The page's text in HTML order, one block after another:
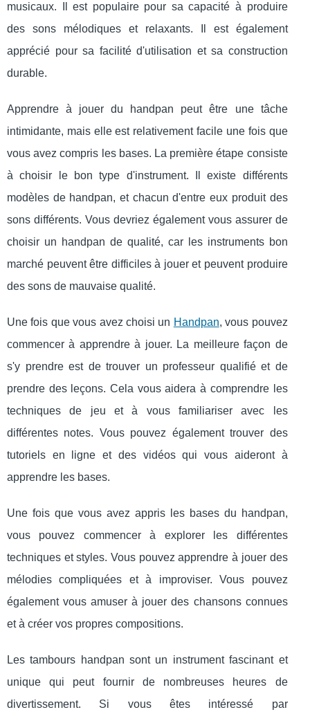
musicaux. Il est populaire pour sa capacité à produire
des sons mélodiques et relaxants. Il est également
apprécié pour sa facilité d'utilisation et sa construction
durable.
Apprendre à jouer du handpan peut être une tâche
intimidante, mais elle est relativement facile une fois que
vous avez compris les bases. La première étape consiste
à choisir le bon type d'instrument. Il existe différents
modèles de handpan, et chacun d'entre eux produit des
sons différents. Vous devriez également vous assurer de
choisir un handpan de qualité, car les instruments bon
marché peuvent être difficiles à jouer et peuvent produire
des sons de mauvaise qualité.
Une fois que vous avez choisi un Handpan, vous pouvez
commencer à apprendre à jouer. La meilleure façon de
s'y prendre est de trouver un professeur qualifié et de
prendre des leçons. Cela vous aidera à comprendre les
techniques de jeu et à vous familiariser avec les
différentes notes. Vous pouvez également trouver des
tutoriels en ligne et des vidéos qui vous aideront à
apprendre les bases.
Une fois que vous avez appris les bases du handpan,
vous pouvez commencer à explorer les différentes
techniques et styles. Vous pouvez apprendre à jouer des
mélodies compliquées et à improviser. Vous pouvez
également vous amuser à jouer des chansons connues
et à créer vos propres compositions.
Les tambours handpan sont un instrument fascinant et
unique qui peut fournir de nombreuses heures de
divertissement. Si vous êtes intéressé par